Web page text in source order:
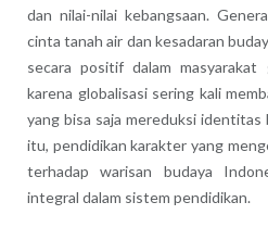
dan nilai-nilai kebangsaan.
cinta tanah air dan kesadaran
secara positif dalam
karena globalisasi sering kali
yang bisa saja mereduksi identitas
itu, pendidikan karakter yang
terhadap warisan budaya
integral dalam sistem pendidikan.